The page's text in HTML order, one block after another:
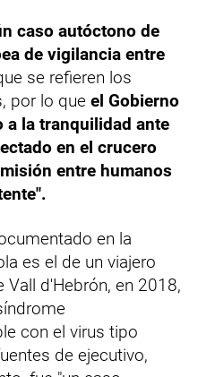
caso autóctono de
de vigilancia entre
se refieren los
por lo que el Gobierno
a la tranquilidad ante
en el crucero
entre humanos
en la
es el de un viajero
d'Hebrón, en 2018,
con el virus tipo
de ejecutivo,